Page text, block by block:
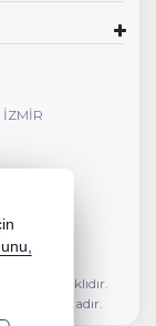
İZMİR
saklıdır.
korunmaktadır.